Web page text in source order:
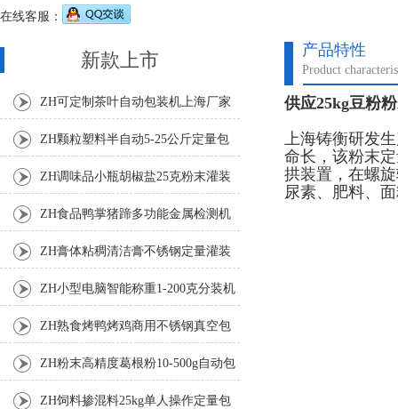
产品特性
Product
供应25kg豆粉
上海铸衡研发
命长，该粉末
拱装置，在螺
尿素、肥料、
在线客服：
新款上市
ZH可定制茶叶自动包装机上海厂家
ZH颗粒塑料半自动5-25公斤定量包
装机 ZH调味品小瓶胡椒盐25克粉末灌装
ZH食品鸭掌猪蹄多功能金属检测机
ZH膏体粘稠清洁膏不锈钢定量灌装
机厂家 ZH小型电脑智能称重1-200克分装机
ZH熟食烤鸭烤鸡商用不锈钢真空包
装机 ZH粉末高精度葛根粉10-500g自动包
装机 ZH饲料掺混料25kg单人操作定量包